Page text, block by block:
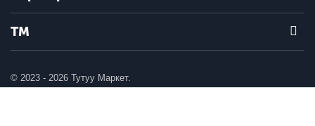
ТМ
© 2023 - 2026 Тутуу Маркет.